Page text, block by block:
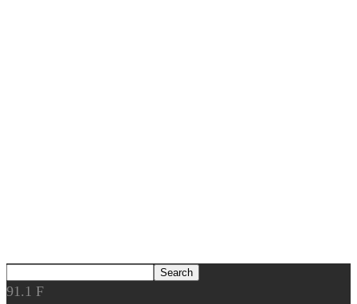
91.1 F